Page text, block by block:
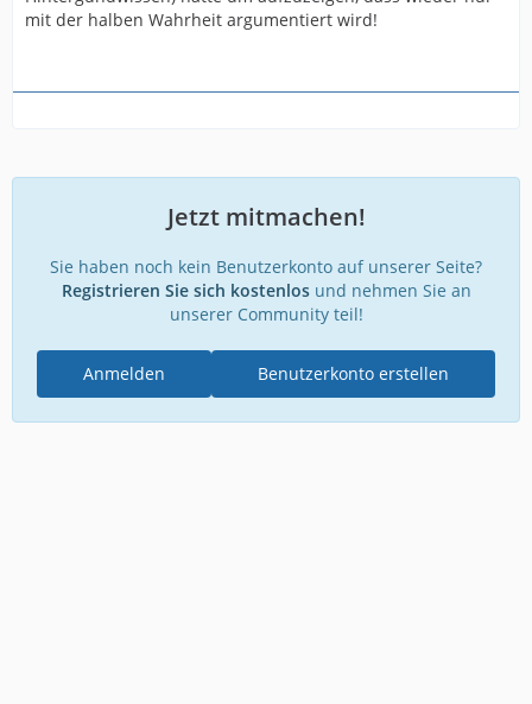
mit der halben Wahrheit argumentiert wird!
Jetzt mitmachen!
Sie haben noch kein Benutzerkonto auf unserer Seite?
Registrieren Sie sich kostenlosund nehmen Sie an
unserer Community teil!
Benutzerkonto erstellen
Anmelden